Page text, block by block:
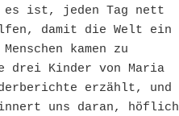
ist, jeden Tag nett
damit die Welt ein
kamen zu
drei Kinder von Maria
erzählt, und
uns daran, höflich